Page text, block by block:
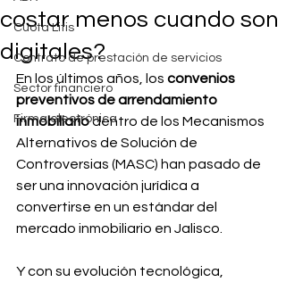
Cuota Litis
Contrato de prestación de servicios
Sector financiero
Firma electrónica
costar menos cuando son
digitales?
En los últimos años, los convenios
preventivos de arrendamiento
inmobiliario dentro de los Mecanismos
Alternativos de Solución de
Controversias (MASC) han pasado de
ser una innovación jurídica a
convertirse en un estándar del
mercado inmobiliario en Jalisco.
Y con su evolución tecnológica,